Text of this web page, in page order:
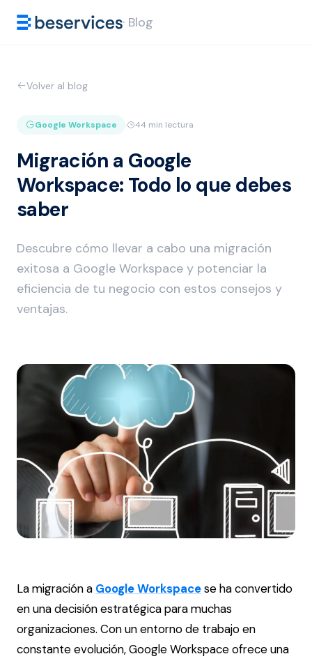
· Blog
Volver al blog
Google Workspace · 44 min lectura
Migración a Google
Workspace: Todo lo que debes
saber
Descubre cómo llevar a cabo una migración
exitosa a Google Workspace y potenciar la
eficiencia de tu negocio con estos consejos y
ventajas.
La migración a Google Workspacese ha convertido
en una decisión estratégica para muchas
organizaciones. Con un entorno de trabajo en
constante evolución, Google Workspace ofrece una